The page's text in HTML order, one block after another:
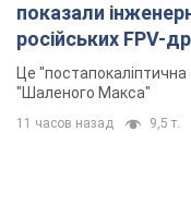
показали
російських FPV-
Це "постапокаліптична
"Шаленого Макса"
11 часов назад 9,5 т.